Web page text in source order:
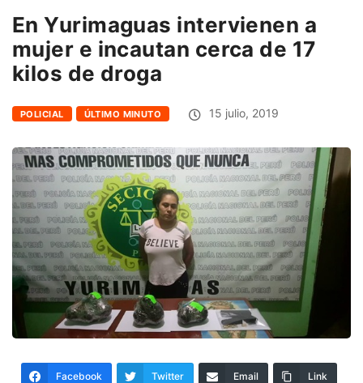
En Yurimaguas intervienen a
mujer e incautan cerca de 17
kilos de droga
POLICIAL ÚLTIMO MINUTO 15 julio, 2019
Facebook Twitter Email Link